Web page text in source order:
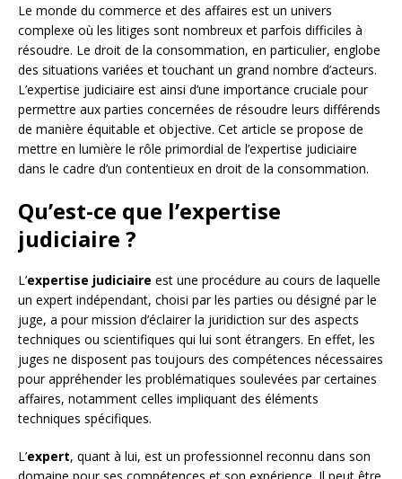
Le monde du commerce et des affaires est un univers
complexe où les litiges sont nombreux et parfois difficiles à
résoudre. Le droit de la consommation, en particulier, englobe
des situations variées et touchant un grand nombre d’acteurs.
L’expertise judiciaire est ainsi d’une importance cruciale pour
permettre aux parties concernées de résoudre leurs différends
de manière équitable et objective. Cet article se propose de
mettre en lumière le rôle primordial de l’expertise judiciaire
dans le cadre d’un contentieux en droit de la consommation.
Qu’est-ce que l’expertise
judiciaire ?
L’expertise judiciaire est une procédure au cours de laquelle
un expert indépendant, choisi par les parties ou désigné par le
juge, a pour mission d’éclairer la juridiction sur des aspects
techniques ou scientifiques qui lui sont étrangers. En effet, les
juges ne disposent pas toujours des compétences nécessaires
pour appréhender les problématiques soulevées par certaines
affaires, notamment celles impliquant des éléments
techniques spécifiques.
L’expert, quant à lui, est un professionnel reconnu dans son